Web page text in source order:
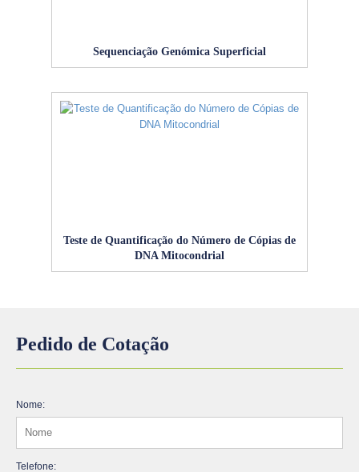
Sequenciação Genómica Superficial
Teste de Quantificação do Número de Cópias de
DNA Mitocondrial
Pedido de Cotação
Nome:
Telefone: